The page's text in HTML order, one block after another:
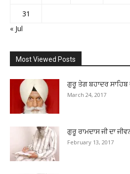
31
« Jul
Most Viewed Posts
ਗੁਰੂ ਤੇਗ ਬਹਾਦਰ ਸਾਹਿਬ
March 24, 2017
ਗੁਰੂ ਰਾਮਦਾਸ ਜੀ ਦਾ
February 13, 2017